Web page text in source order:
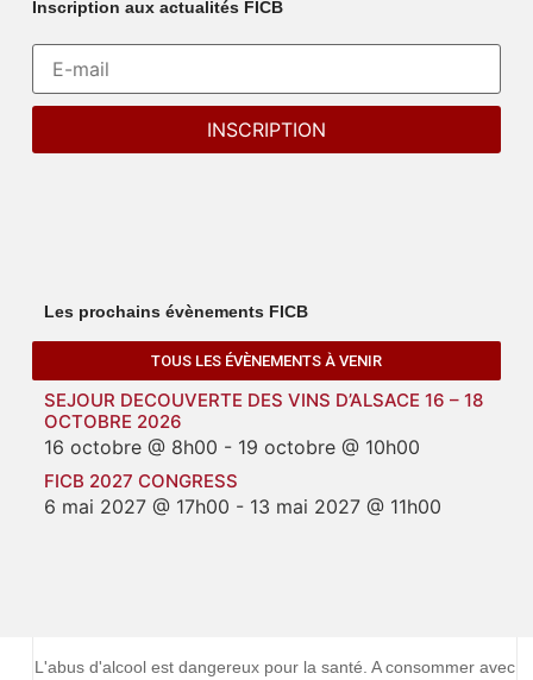
Inscription aux actualités FICB
Les prochains évènements FICB
TOUS LES ÉVÈNEMENTS À VENIR
SEJOUR DECOUVERTE DES VINS D’ALSACE 16 – 18
OCTOBRE 2026
16 octobre @ 8h00 - 19 octobre @ 10h00
FICB 2027 CONGRESS
6 mai 2027 @ 17h00 - 13 mai 2027 @ 11h00
L'abus d'alcool est dangereux pour la santé. A consommer avec